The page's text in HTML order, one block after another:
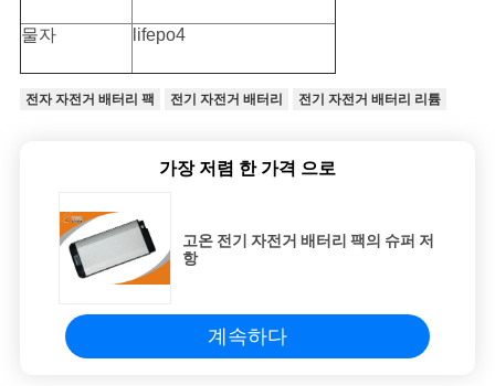
물자 lifepo4
전자 자전거 배터리 팩 전기 자전거 배터리 전기 자전거 배터리 리튬
가장 저렴 한 가격 으로
고온 전기 자전거 배터리 팩의 슈퍼 저
항
계속하다